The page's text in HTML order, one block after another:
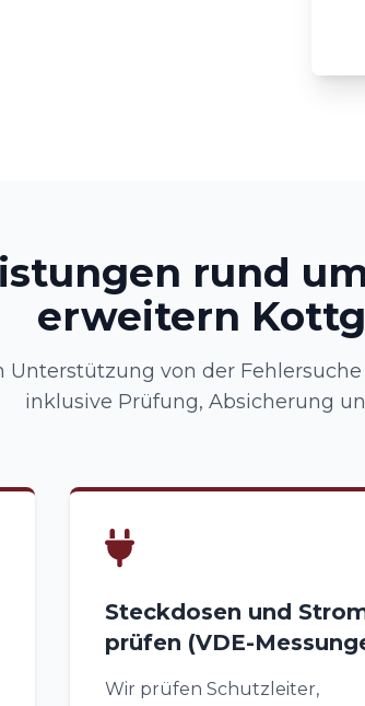
rund
erweitern
Unterstützung von der
inklusive Prüfung, Absicherung
Steckdosen und
prüfen (VDE-
Wir prüfen Schutzleiter,